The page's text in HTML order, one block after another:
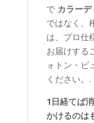
で カラー
ではなく、
は、プロ仕
お届けする
ォトン・ビ
ください。.
1日経てば
かけるのは